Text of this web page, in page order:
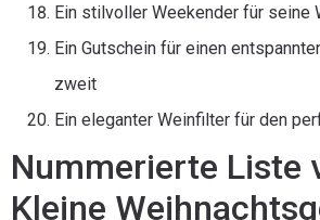
Ein stilvoller Weekender für seine
Ein Gutschein für einen
zweit
Ein eleganter Weinfilter für den
Nummerierte Liste
Kleine